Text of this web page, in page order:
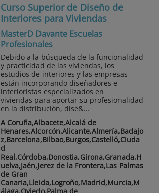
Curso Superior de Diseño de
Interiores para Viviendas
MasterD Davante Escuelas
Profesionales
Debido a la búsqueda de la funcionalidad
y practicidad de las viviendas, los
estudios de interiores y las empresas
están incorporando diseñadores e
interioristas especializados en
viviendas para aportar su profesionalidad
en la distribución, dise&...
A Coruña,Albacete,Alcalá de
Henares,Alcorcón,Alicante,Almería,Badajo
z,Barcelona,Bilbao,Burgos,Castelló,Ciuda
d
Real,Córdoba,Donostia,Girona,Granada,H
uelva,Jaén,Jerez de la Frontera,Las Palmas
de Gran
Canaria,Lleida,Logroño,Madrid,Murcia,M